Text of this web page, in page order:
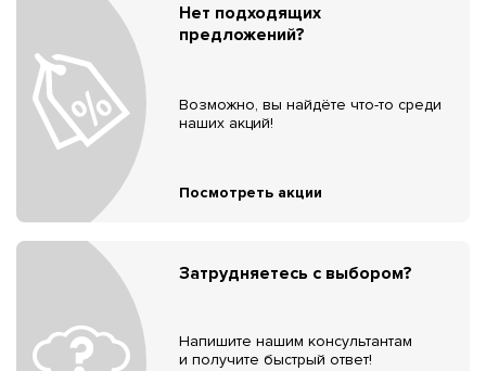
Нет подходящих
предложений?
Возможно, вы найдёте что-то среди
наших акций!
Посмотреть акции
Затрудняетесь с выбором?
Напишите нашим консультантам
и получите быстрый ответ!